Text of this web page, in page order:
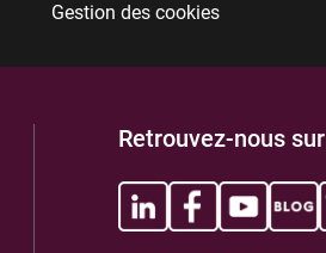
Gestion des cookies
Retrouvez-nous sur